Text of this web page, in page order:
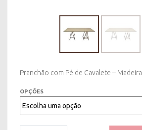
Pranchão com Pé de Cavalete – Madeira
OPÇÕES